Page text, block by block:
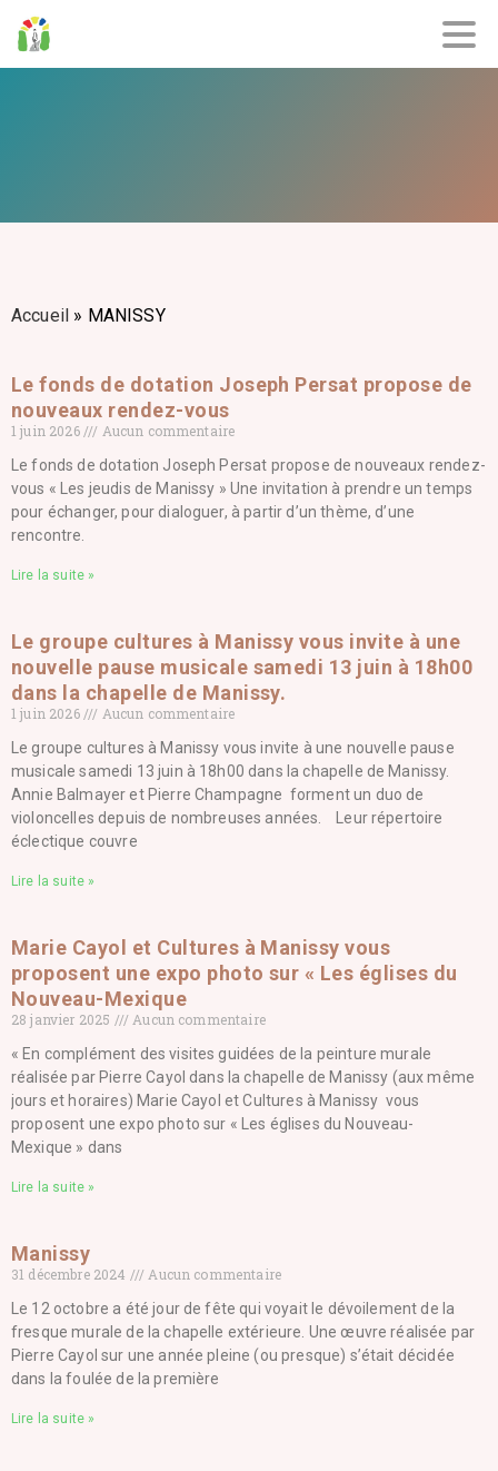
Accueil » MANISSY
Le fonds de dotation Joseph Persat propose de
nouveaux rendez-vous
1 juin 2026
Aucun commentaire
Le fonds de dotation Joseph Persat propose de nouveaux rendez-
vous « Les jeudis de Manissy » Une invitation à prendre un temps
pour échanger, pour dialoguer, à partir d’un thème, d’une
rencontre.
Lire la suite »
Le groupe cultures à Manissy vous invite à une
nouvelle pause musicale samedi 13 juin à 18h00
dans la chapelle de Manissy.
1 juin 2026
Aucun commentaire
Le groupe cultures à Manissy vous invite à une nouvelle pause
musicale samedi 13 juin à 18h00 dans la chapelle de Manissy.
Annie Balmayer et Pierre Champagne forment un duo de
violoncelles depuis de nombreuses années. Leur répertoire
éclectique couvre
Lire la suite »
Marie Cayol et Cultures à Manissy vous
proposent une expo photo sur « Les églises du
Nouveau-Mexique
28 janvier 2025
Aucun commentaire
« En complément des visites guidées de la peinture murale
réalisée par Pierre Cayol dans la chapelle de Manissy (aux même
jours et horaires) Marie Cayol et Cultures à Manissy vous
proposent une expo photo sur « Les églises du Nouveau-
Mexique » dans
Lire la suite »
Manissy
31 décembre 2024
Aucun commentaire
Le 12 octobre a été jour de fête qui voyait le dévoilement de la
fresque murale de la chapelle extérieure. Une œuvre réalisée par
Pierre Cayol sur une année pleine (ou presque) s’était décidée
dans la foulée de la première
Lire la suite »